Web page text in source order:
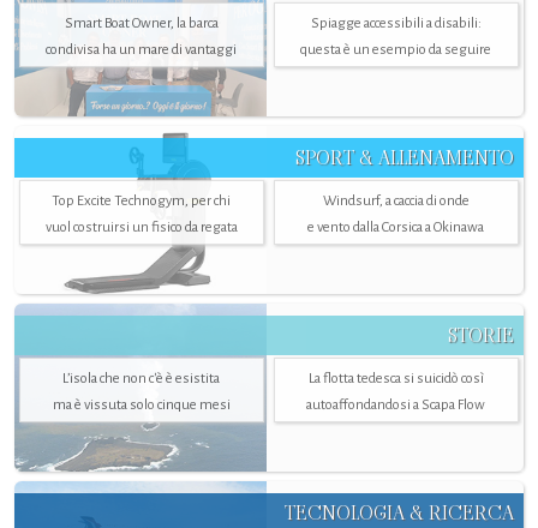
Smart Boat Owner, la barca
condivisa ha un mare di vantaggi
Spiagge accessibili a disabili:
questa è un esempio da seguire
SPORT & ALLENAMENTO
Top Excite Technogym, per chi
vuol costruirsi un fisico da regata
Windsurf, a caccia di onde
e vento dalla Corsica a Okinawa
STORIE
L’isola che non c'è è esistita
ma è vissuta solo cinque mesi
La flotta tedesca si suicidò così
autoaffondandosi a Scapa Flow
TECNOLOGIA & RICERCA